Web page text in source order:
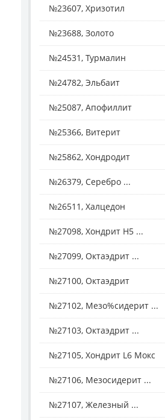
№23607, Хризотил
№23688, Золото
№24531, Турмалин
№24782, Эльбаит
№25087, Апофиллит
№25366, Витерит
№25862, Хондродит
№26379, Серебро ...
№26511, Халцедон
№27098, Хондрит H5 ...
№27099, Октаэдрит ...
№27100, Октаэдрит
№27102, Мезо%сидерит ...
№27103, Октаэдрит ...
№27105, Хондрит L6 Мокс
№27106, Мезосидерит ...
№27107, Железный ...